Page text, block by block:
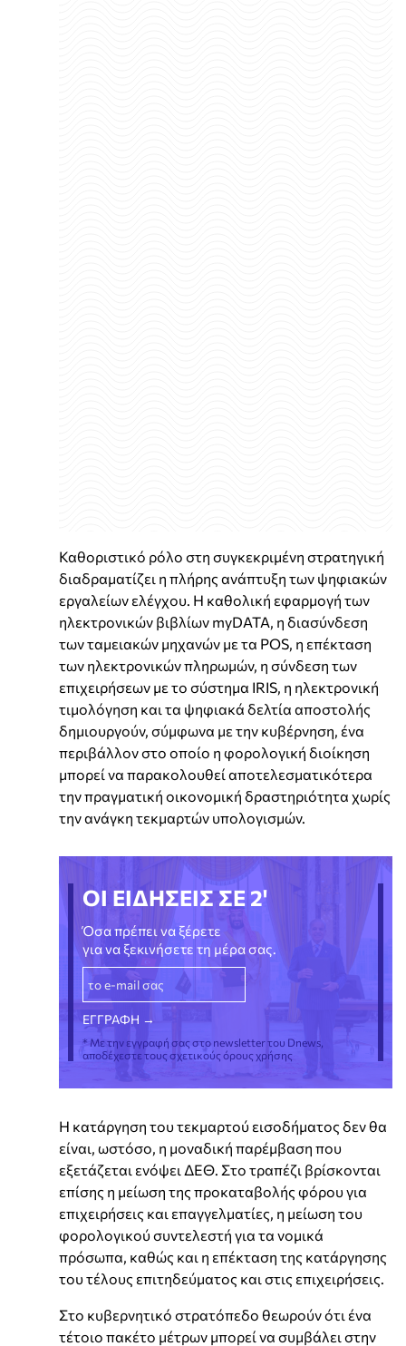
Καθοριστικό ρόλο στη συγκεκριμένη στρατηγική
διαδραματίζει η πλήρης ανάπτυξη των ψηφιακών
εργαλείων ελέγχου. Η καθολική εφαρμογή των
ηλεκτρονικών βιβλίων myDATA, η διασύνδεση
των ταμειακών μηχανών με τα POS, η επέκταση
των ηλεκτρονικών πληρωμών, η σύνδεση των
επιχειρήσεων με το σύστημα IRIS, η ηλεκτρονική
τιμολόγηση και τα ψηφιακά δελτία αποστολής
δημιουργούν, σύμφωνα με την κυβέρνηση, ένα
περιβάλλον στο οποίο η φορολογική διοίκηση
μπορεί να παρακολουθεί αποτελεσματικότερα
την πραγματική οικονομική δραστηριότητα χωρίς
την ανάγκη τεκμαρτών υπολογισμών.
ΟΙ ΕΙΔΗΣΕΙΣ ΣΕ 2'
Όσα πρέπει να ξέρετε
για να ξεκινήσετε τη μέρα σας.
* Με την εγγραφή σας στο newsletter του Dnews,
αποδέχεστε τους σχετικούς όρους χρήσης
Η κατάργηση του τεκμαρτού εισοδήματος δεν θα
είναι, ωστόσο, η μοναδική παρέμβαση που
εξετάζεται ενόψει ΔΕΘ. Στο τραπέζι βρίσκονται
επίσης η μείωση της προκαταβολής φόρου για
επιχειρήσεις και επαγγελματίες, η μείωση του
φορολογικού συντελεστή για τα νομικά
πρόσωπα, καθώς και η επέκταση της κατάργησης
του τέλους επιτηδεύματος και στις επιχειρήσεις.
Στο κυβερνητικό στρατόπεδο θεωρούν ότι ένα
τέτοιο πακέτο μέτρων μπορεί να συμβάλει στην